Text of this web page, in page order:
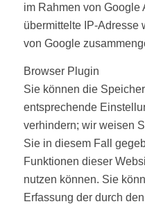
im Rahmen von Google
übermittelte IP-Adresse
von Google
Browser Plugin
Sie können die
entsprechende
verhindern; wir weisen
Sie in diesem Fall
Funktionen dieser
nutzen können. Sie
Erfassung der durch